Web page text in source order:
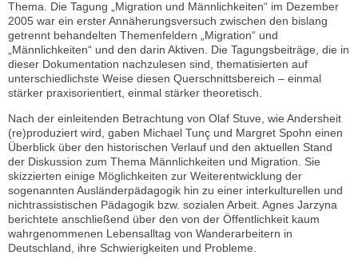
Thema. Die Tagung „Migration und Männlichkeiten“ im Dezember
2005 war ein erster Annäherungsversuch zwischen den bislang
getrennt behandelten Themenfeldern „Migration“ und
„Männlichkeiten“ und den darin Aktiven. Die Tagungsbeiträge, die in
dieser Dokumentation nachzulesen sind, thematisierten auf
unterschiedlichste Weise diesen Querschnittsbereich – einmal
stärker praxisorientiert, einmal stärker theoretisch.
Nach der einleitenden Betrachtung von Olaf Stuve, wie Andersheit
(re)produziert wird, gaben Michael Tunç und Margret Spohn einen
Überblick über den historischen Verlauf und den aktuellen Stand
der Diskussion zum Thema Männlichkeiten und Migration. Sie
skizzierten einige Möglichkeiten zur Weiterentwicklung der
sogenannten Ausländerpädagogik hin zu einer interkulturellen und
nichtrassistischen Pädagogik bzw. sozialen Arbeit. Agnes Jarzyna
berichtete anschließend über den von der Öffentlichkeit kaum
wahrgenommenen Lebensalltag von Wanderarbeitern in
Deutschland, ihre Schwierigkeiten und Probleme.